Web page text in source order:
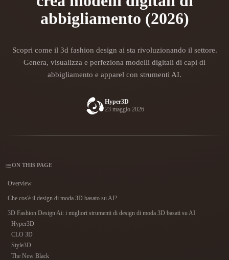
Generatore Video IA
Crea video da testo o
Generatore Di Immagini IA
Genera immagini di alta
API
Integra la nostra AI creativa
nella tua app o nel tuo flusso
di lavoro.
Miglioratore immagini IA Motore di ricerca per modelli 3D
Risorse
Ricerca Blog
VR/AR
Metaverse
Mechanical
Engineering
abbigliamento (2026)
Scopri come il 3d fashion design ai sta rivoluzionando il settore.
Genera, visualizza e perfeziona modelli digitali di capi di
abbigliamento e apparel con strumenti AI.
Hyper3D
23 maggio 2026
ON THIS PAGE
Overview
Che cos'è il design di moda 3D basato su AI?
3D Fashion Design Ai: i migliori strumenti di design di moda 3D basati su AI
Hyper3D
CLO 3D
Style3D
The New Black